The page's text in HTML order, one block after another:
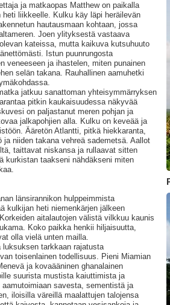
ja matkaopas Matthew on paikalla
liikkeelle. Kulku käy läpi heräilevän
hautausmaan kohtaan, jossa
Joen ylityksestä vastaava
kateissa, mutta kaikuva kutsuhuuto
Istun puunrungosta
veneeseen ja ihastelen, miten punainen
selän takana. Rauhallinen aamuhetki
jatkuu sanattoman yhteisymmärryksen
pitkin kaukaisuudessa näkyvää
on paljastanut meren pohjan ja
jalkapohjien alla. Kulku on keveää ja
Ääretön Atlantti, pitkä hiekkaranta,
ja niiden takana vehreä sademetsä. Aallot
taittavat niskansa ja rullaavat sitten
kurkistan taakseni nähdäkseni miten
länsirannikon hulppeimmista
kulkijan heti niemenkärjen jälkeen
aitalautojen välistä vilkkuu kaunis
Koko paikka henkii hiljaisuutta,
olla vielä unten mailla.
tarkkaan rajatusta
toisenlainen todellisuus. Pieni Miamian
ja kovaääninen ghanalainen
suurista mustista kaiuttimista ja
savesta, sementistä ja
iloisilla väreillä maalattujen talojensa